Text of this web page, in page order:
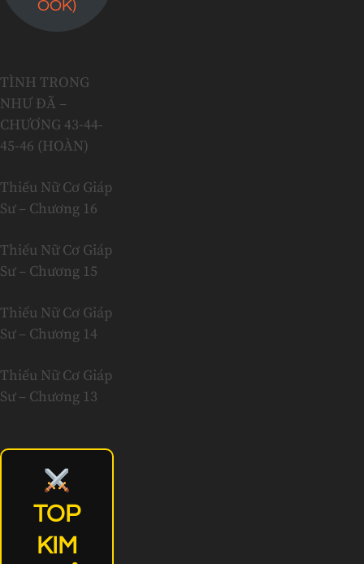
OOK)
TÌNH TRONG
NHƯ ĐÃ –
CHƯƠNG 43-44-
45-46 (HOÀN)
Thiếu Nữ Cơ Giáp
Sư – Chương 16
Thiếu Nữ Cơ Giáp
Sư – Chương 15
Thiếu Nữ Cơ Giáp
Sư – Chương 14
Thiếu Nữ Cơ Giáp
Sư – Chương 13
TOP
KIM